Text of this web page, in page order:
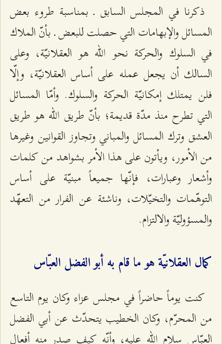
ذكرنا في المجلس السابق ـ بمناسبة طروء بعض
المسائل والإبهامات التي حصلت للبعض ـ بأنّ الملاك
في السلوك والحركة نحو الله هو العقلانيّة، وعلى
السالك أن يجعل عمله على أساس العقلانيّة، وإلّا
فلن يمتلك إمكانيّة الحركة والسلوك. وأمّا المسائل
التي تطرح منذ مدّة قديمة؛ بأنّ طريق الله هو طريق
العشق وترك المسائل والمباني وتجاوز القوانين وغيرها
من الأمور، ويأتون على هذا الأمر بشواهد من كلمات
وأشعار وعبارات، فإنّها جميعاً مبنيّة على أساس
التوهّمات والتخيّلات، وناشئة عن الفرار من التعهّد
والمسؤوليّة والالتزام.
كمال العقلانيّة هو ما قام به أبو الفضل العبّاس
كنت يوماً حاضراً في مجلس عزاء وكان يوم التاسع
من المحرّم، وكان الخطيب يتحدّث عن أبي الفضل
العبّاس سلام الله عليه، وأنّه كيف صدر منه أفعال